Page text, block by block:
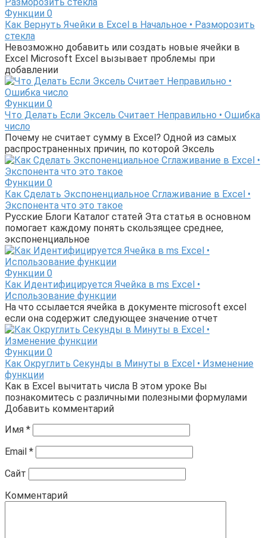
Функции 0
Как Вернуть Ячейки в Excel в Начальное • Разморозить
стекла
Невозможно добавить или создать новые ячейки в
Excel Microsoft Excel вызывает проблемы при
добавлении
Функции 0
Что Делать Если Эксель Считает Неправильно • Ошибка
число
Почему не считает сумму в Excel? Одной из самых
распространенных причин, по которой Эксель
Функции 0
Как Сделать Экспоненциальное Сглаживание в Excel •
Экспонента что это такое
Русские Блоги Каталог статей Эта статья в основном
помогает каждому понять скользящее среднее,
экспоненциальное
Функции 0
Как Идентифицируется Ячейка в ms Excel •
Использование функции
На что ссылается ячейка в документе microsoft excel
если она содержит следующее значение отчет
Функции 0
Как Округлить Секунды в Минуты в Excel • Изменение
функции
Как в Excel вычитать числа В этом уроке Вы
познакомитесь с различными полезными формулами
Добавить комментарий
Имя *
Email *
Сайт
Комментарий